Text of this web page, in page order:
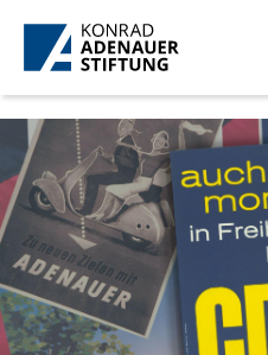
Skip to Main Content